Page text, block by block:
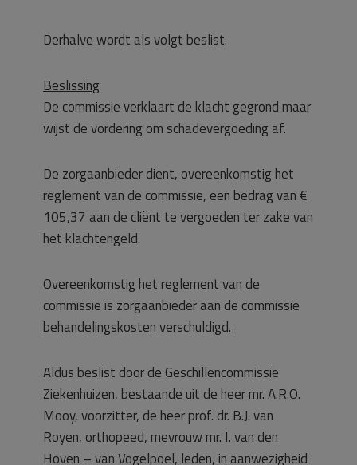
Derhalve wordt als volgt beslist.
Beslissing
De commissie verklaart de klacht gegrond maar
wijst de vordering om schadevergoeding af.
De zorgaanbieder dient, overeenkomstig het
reglement van de commissie, een bedrag van €
105,37 aan de cliënt te vergoeden ter zake van
het klachtengeld.
Overeenkomstig het reglement van de
commissie is zorgaanbieder aan de commissie
behandelingskosten verschuldigd.
Aldus beslist door de Geschillencommissie
Ziekenhuizen, bestaande uit de heer mr. A.R.O.
Mooy, voorzitter, de heer prof. dr. B.J. van
Royen, orthopeed, mevrouw mr. I. van den
Hoven – van Vogelpoel, leden, in aanwezigheid